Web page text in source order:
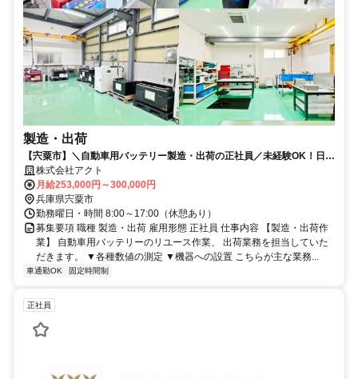
製造・出荷
【宍粟市】＼自動車用バッテリー製造・出荷の正社員／未経験OK！日勤
のみ！年間休日125日！
株式会社アクト
月給253,000円～300,000円
兵庫県宍粟市
勤務曜日・時間 8:00～17:00（休憩あり）
募集要項 職種 製造・出荷 雇用形態 正社員 仕事内容 【製造・出荷作
業】 自動車用バッテリーのリユース作業、 出荷業務を担当していた
だきます。 ▼各種数値の測定 ▼機器への設置 こちらが主な業務...
車通勤OK 固定時間制
正社員